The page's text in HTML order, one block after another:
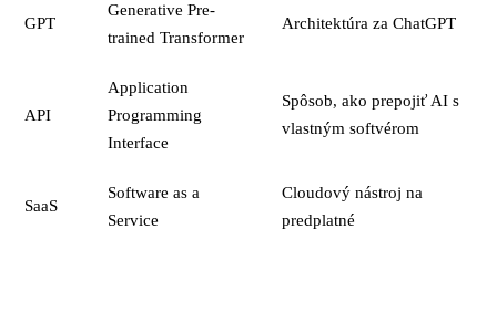
GPT
Generative Pre-
trained Transformer
Architektúra za ChatGPT
API
Application
Programming
Interface
Spôsob, ako prepojiť AI s
vlastným softvérom
SaaS
Software as a
Service
Cloudový nástroj na
predplatné